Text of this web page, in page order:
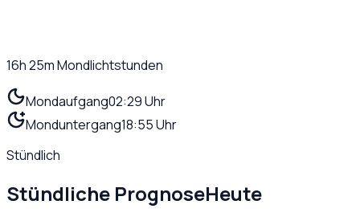
16h 25mMondlichtstunden
Mondaufgang02:29 Uhr
Monduntergang18:55 Uhr
Stündlich
Stündliche PrognoseHeute